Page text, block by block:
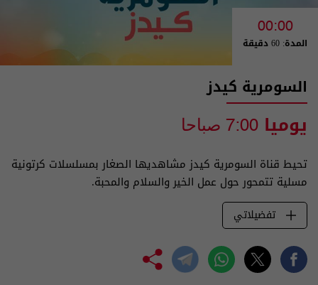
00:00
المدة: 60 دقيقة
السومرية كيدز
يوميا 7:00 صباحا
تحيط قناة السومرية كيدز مشاهديها الصغار بمسلسلات كرتونية
مسلية تتمحور حول عمل الخير والسلام والمحبة.
تفضيلاتي